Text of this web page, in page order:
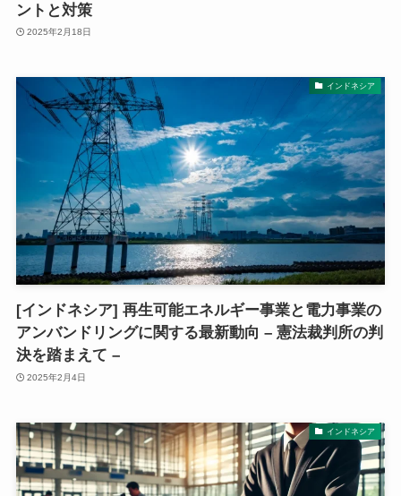
ントと対策
2025年2月18日
インドネシア
[インドネシア] 再生可能エネルギー事業と電力事業の
アンバンドリングに関する最新動向 – 憲法裁判所の判
決を踏まえて –
2025年2月4日
インドネシア